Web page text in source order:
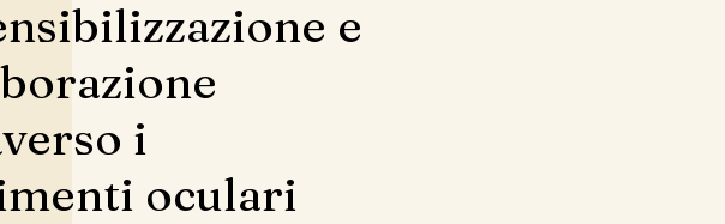
e
i
oculari